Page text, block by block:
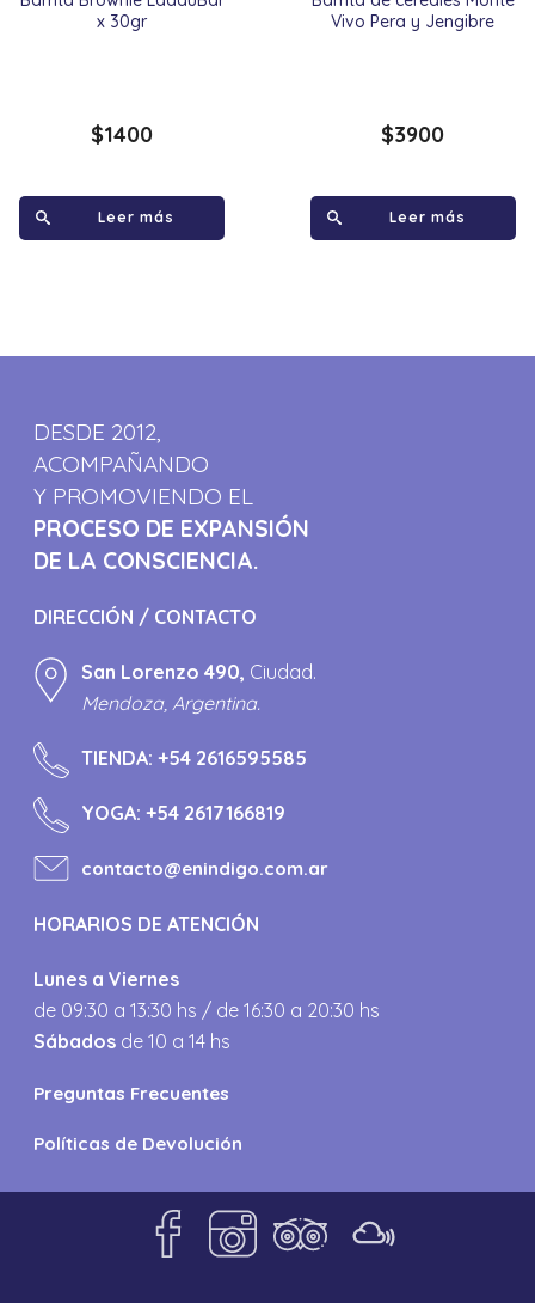
x 30gr
$1400
Leer más
Vivo Pera y Jengibre
$3900
Leer más
DESDE 2012,
ACOMPAÑANDO
Y PROMOVIENDO EL
PROCESO DE EXPANSIÓN
DE LA CONSCIENCIA.
DIRECCIÓN / CONTACTO
San Lorenzo 490, Ciudad.
Mendoza, Argentina.
TIENDA:+54 2616595585
YOGA:+54 2617166819
contacto@enindigo.com.ar
HORARIOS DE ATENCIÓN
Lunes a Viernes
de 09:30 a 13:30 hs / de 16:30 a 20:30 hs
Sábados de 10 a 14 hs
Preguntas Frecuentes
Políticas de Devolución